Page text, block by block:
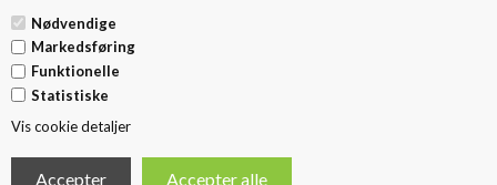
Nødvendige
Markedsføring
Funktionelle
Statistiske
Vis cookie detaljer